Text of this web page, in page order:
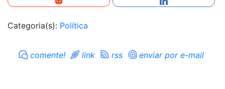
Categoria(s): Política
comente! link rss enviar por e-mail